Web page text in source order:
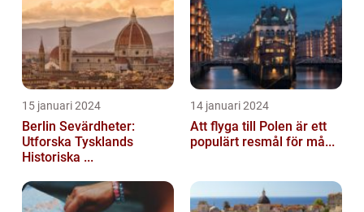
15 januari 2024
Berlin Sevärdheter:
Utforska Tysklands
Historiska ...
14 januari 2024
Att flyga till Polen är ett
populärt resmål för må...